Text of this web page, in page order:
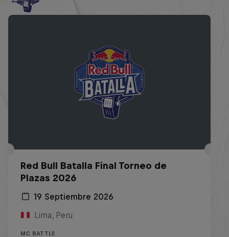
Red Bull Batalla Final Torneo de
Plazas 2026
19 Septiembre 2026
Lima, Peru
MC BATTLE